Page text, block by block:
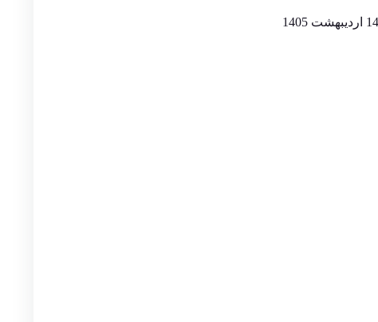
14 اردیبهشت 1405